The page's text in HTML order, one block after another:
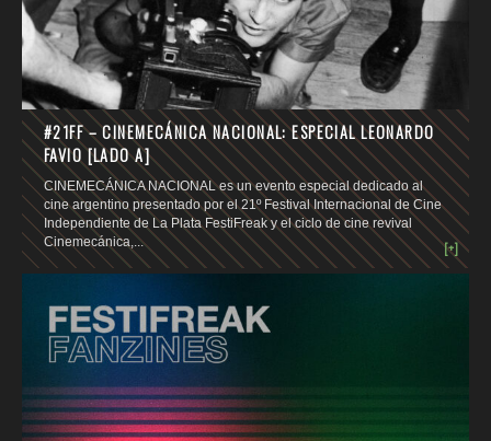
#21FF – CINEMECÁNICA NACIONAL: ESPECIAL LEONARDO
FAVIO [LADO A]
CINEMECÁNICA NACIONAL es un evento especial dedicado al
cine argentino presentado por el 21º Festival Internacional de Cine
Independiente de La Plata FestiFreak y el ciclo de cine revival
Cinemecánica,...
[+]